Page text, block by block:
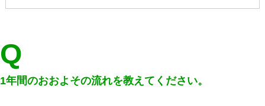
Q
1年間のおおよその流れを教えてください。